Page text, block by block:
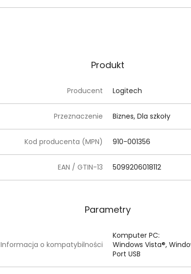
Produkt
Producent Logitech
Przeznaczenie Biznes, Dla szkoły
Kod producenta (MPN) 910-001356
EAN / GTIN-13 5099206018112
Parametry
Informacja o kompatybilności
Komputer PC:
Windows Vista®,
Port USB